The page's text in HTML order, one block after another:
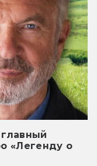
«Легенду о